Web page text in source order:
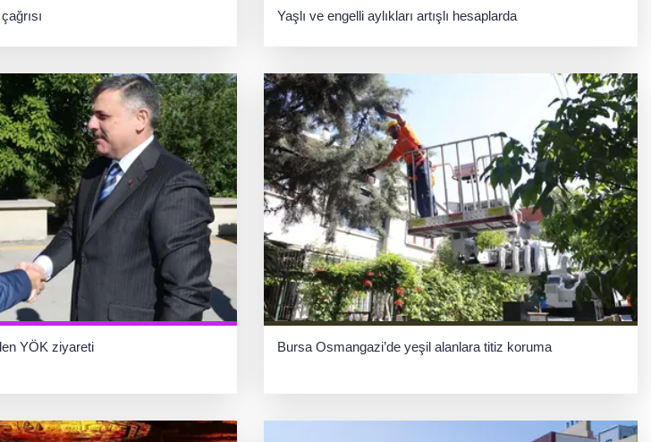
Yaşlı ve engelli aylıkları artışlı hesaplarda
YÖK ziyareti Bursa Osmangazi’de yeşil alanlara titiz koruma